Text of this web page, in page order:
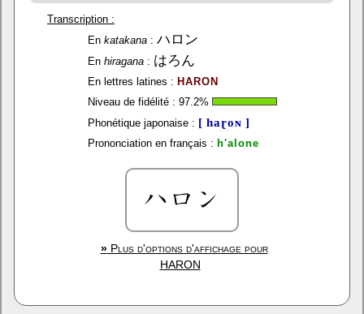
Transcription :
En katakana: ハロン
En hiragana: はろん
En lettres latines : HARON
Niveau de fidélité : 97.2%
Phonétique japonaise : [ haɽoɴ ]
Prononciation en français : h'alone
»Plus d'options d'affichage pour
HARON